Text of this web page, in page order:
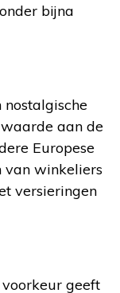
bijna
nostalgische
aan de
Europese
van winkeliers
versieringen
geeft